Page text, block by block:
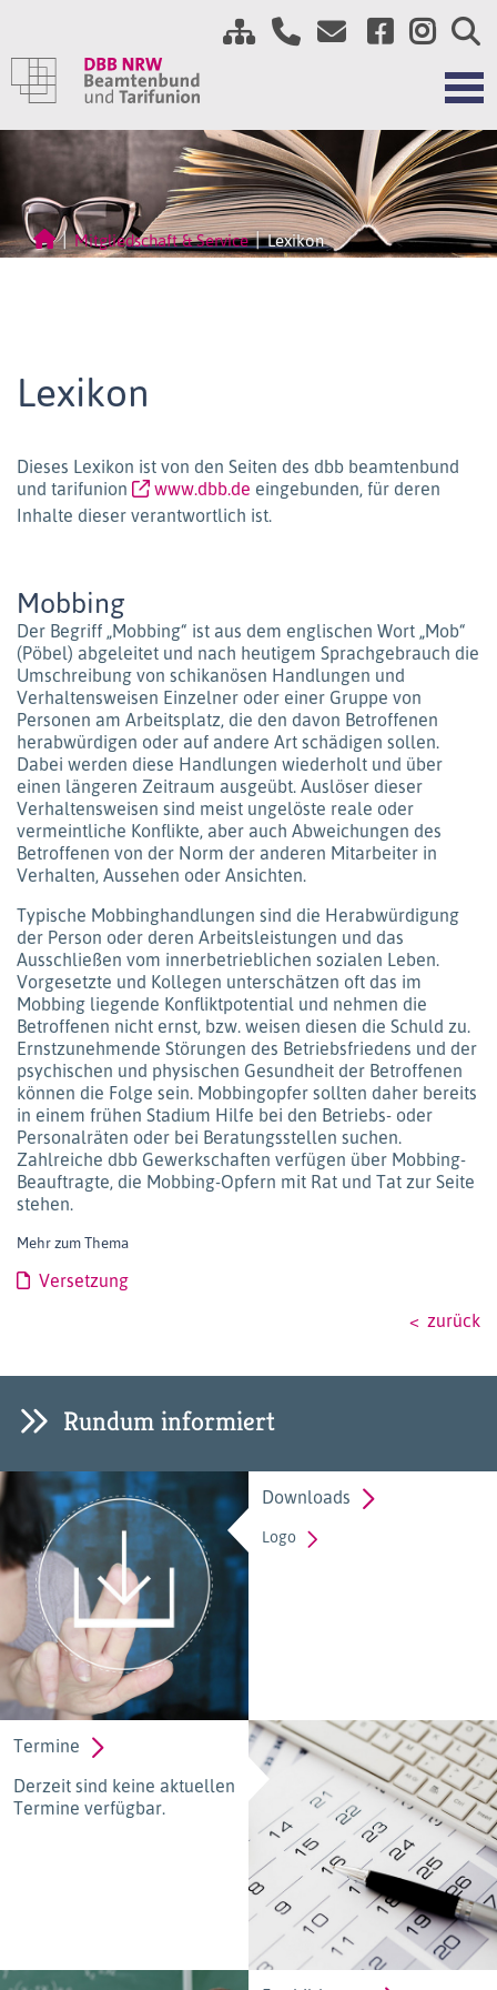
Mitgliedschaft & Service Lexikon
Lexikon
Dieses Lexikon ist von den Seiten des dbb beamtenbund
und tarifunion
www.dbb.de eingebunden, für deren
Inhalte dieser verantwortlich ist.
Mobbing
Der Begriff „Mobbing“ ist aus dem englischen Wort „Mob“
(Pöbel) abgeleitet und nach heutigem Sprachgebrauch die
Umschreibung von schikanösen Handlungen und
Verhaltensweisen Einzelner oder einer Gruppe von
Personen am Arbeitsplatz, die den davon Betroffenen
herabwürdigen oder auf andere Art schädigen sollen.
Dabei werden diese Handlungen wiederholt und über
einen längeren Zeitraum ausgeübt. Auslöser dieser
Verhaltensweisen sind meist ungelöste reale oder
vermeintliche Konflikte, aber auch Abweichungen des
Betroffenen von der Norm der anderen Mitarbeiter in
Verhalten, Aussehen oder Ansichten.
Typische Mobbinghandlungen sind die Herabwürdigung
der Person oder deren Arbeitsleistungen und das
Ausschließen vom innerbetrieblichen sozialen Leben.
Vorgesetzte und Kollegen unterschätzen oft das im
Mobbing liegende Konfliktpotential und nehmen die
Betroffenen nicht ernst, bzw. weisen diesen die Schuld zu.
Ernstzunehmende Störungen des Betriebsfriedens und der
psychischen und physischen Gesundheit der Betroffenen
können die Folge sein. Mobbingopfer sollten daher bereits
in einem frühen Stadium Hilfe bei den Betriebs- oder
Personalräten oder bei Beratungsstellen suchen.
Zahlreiche dbb Gewerkschaften verfügen über Mobbing-
Beauftragte, die Mobbing-Opfern mit Rat und Tat zur Seite
stehen.
Mehr zum Thema
Versetzung
zurück
Rundum informiert
Downloads
Logo
Termine
Derzeit sind keine aktuellen
Termine verfügbar.